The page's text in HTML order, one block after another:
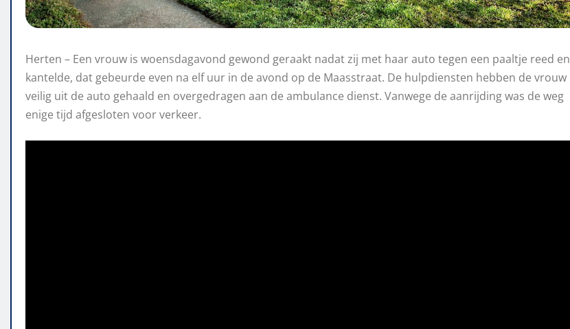
Herten – Een vrouw is woensdagavond gewond geraakt nadat zij met haar auto tegen een paaltje reed en
kantelde, dat gebeurde even na elf uur in de avond op de Maasstraat. De hulpdiensten hebben de vrouw
veilig uit de auto gehaald en overgedragen aan de ambulance dienst. Vanwege de aanrijding was de weg
enige tijd afgesloten voor verkeer.